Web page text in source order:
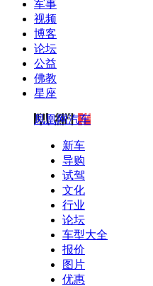
军事
视频
博客
论坛
公益
佛教
星座
凤凰网汽车
新车
导购
试驾
文化
行业
论坛
车型大全
报价
图片
优惠